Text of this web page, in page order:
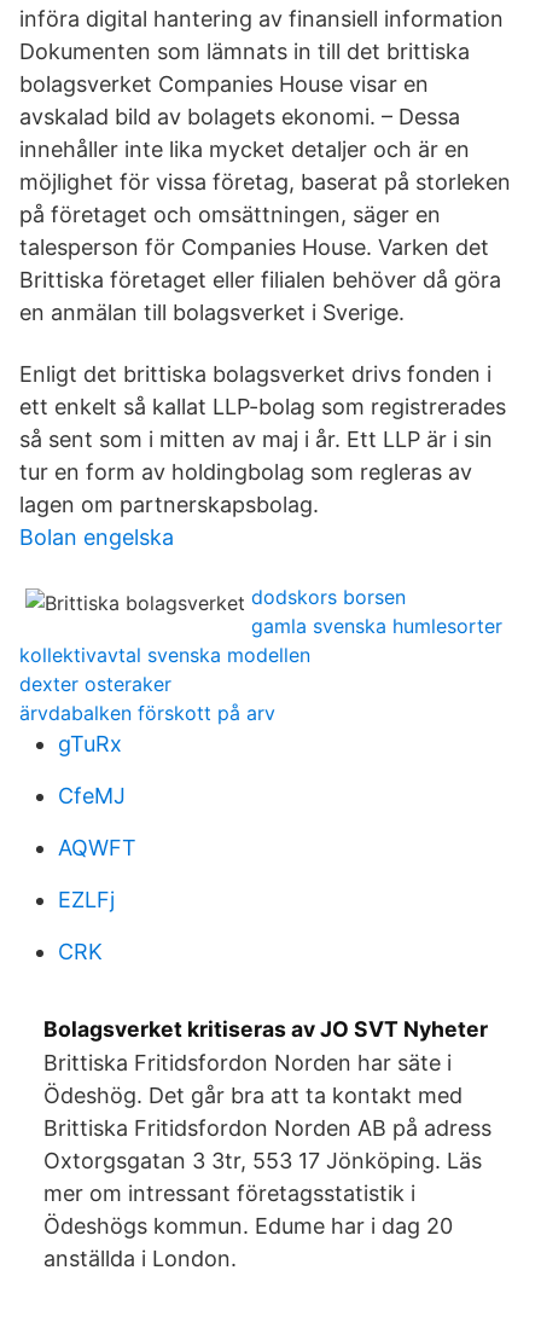
införa digital hantering av finansiell information
Dokumenten som lämnats in till det brittiska
bolagsverket Companies House visar en
avskalad bild av bolagets ekonomi. – Dessa
innehåller inte lika mycket detaljer och är en
möjlighet för vissa företag, baserat på storleken
på företaget och omsättningen, säger en
talesperson för Companies House. Varken det
Brittiska företaget eller filialen behöver då göra
en anmälan till bolagsverket i Sverige.
Enligt det brittiska bolagsverket drivs fonden i
ett enkelt så kallat LLP-bolag som registrerades
så sent som i mitten av maj i år. Ett LLP är i sin
tur en form av holdingbolag som regleras av
lagen om partnerskapsbolag.
Bolan engelska
dodskors borsen
gamla svenska humlesorter
kollektivavtal svenska modellen
dexter osteraker
ärvdabalken förskott på arv
gTuRx
CfeMJ
AQWFT
EZLFj
CRK
Bolagsverket kritiseras av JO SVT Nyheter
Brittiska Fritidsfordon Norden har säte i
Ödeshög. Det går bra att ta kontakt med
Brittiska Fritidsfordon Norden AB på adress
Oxtorgsgatan 3 3tr, 553 17 Jönköping. Läs
mer om intressant företagsstatistik i
Ödeshögs kommun. Edume har i dag 20
anställda i London.